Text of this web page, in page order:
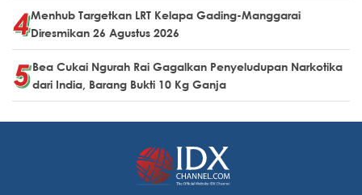
Menhub Targetkan LRT Kelapa Gading-Manggarai
Diresmikan 26 Agustus 2026
Bea Cukai Ngurah Rai Gagalkan Penyeludupan Narkotika
dari India, Barang Bukti 10 Kg Ganja